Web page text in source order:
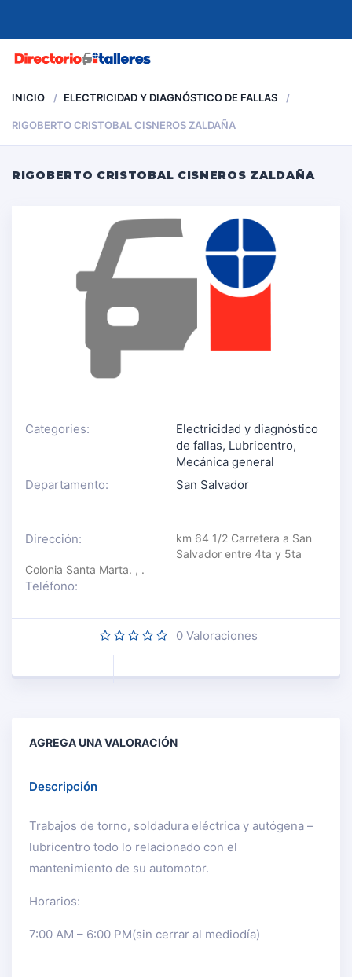
INICIO ELECTRICIDAD Y DIAGNÓSTICO DE FALLAS
RIGOBERTO CRISTOBAL CISNEROS ZALDAÑA
RIGOBERTO CRISTOBAL CISNEROS ZALDAÑA
Categories:
Electricidad y diagnóstico
de fallas, Lubricentro,
Mecánica general
Departamento:
San Salvador
Dirección:
km 64 1/2 Carretera a San
Salvador entre 4ta y 5ta
Colonia Santa Marta. , .
Teléfono:
0 Valoraciones
AGREGA UNA VALORACIÓN
Descripción
Trabajos de torno, soldadura eléctrica y autógena –
lubricentro todo lo relacionado con el
mantenimiento de su automotor.
Horarios:
7:00 AM – 6:00 PM(sin cerrar al mediodía)